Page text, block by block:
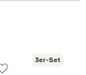
3er-Set